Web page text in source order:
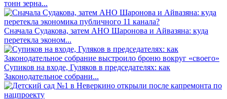
тонн зерна...
Сначала Судакова, затем АНО Шаронова и Айвазяна: куда
перетекла эконом...
Супиков на входе, Гуляков в председателях: как
Законодательное собрани...